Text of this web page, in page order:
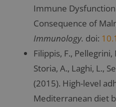
Immune Dysfunction
Consequence of
Immunology. doi:
Filippis, F., Pellegrini,
Storia, A., Laghi, L.,
(2015). High-level
Mediterranean diet